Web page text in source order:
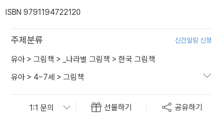
ISBN 9791194722120
주제분류 신간알림 신청
유아 > 그림책 > _나라별 그림책 > 한국 그림책
유아 > 4~7세 > 그림책
선물하기 공유하기